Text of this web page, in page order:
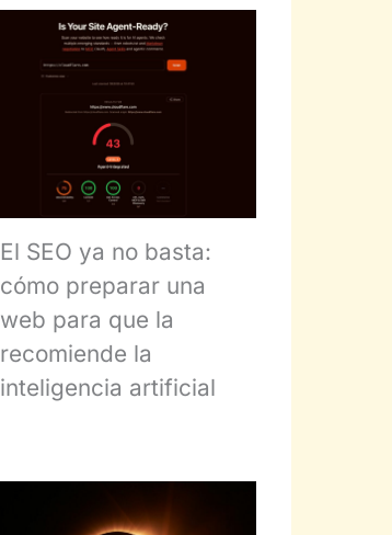
El SEO ya no basta:
cómo preparar una
web para que la
recomiende la
inteligencia artificial